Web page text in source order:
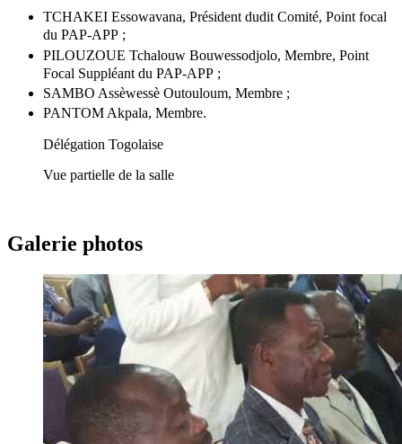
TCHAKEI Essowavana, Président dudit Comité, Point focal
du PAP-APP ;
PILOUZOUE Tchalouw Bouwessodjolo, Membre, Point
Focal Suppléant du PAP-APP ;
SAMBO Assèwessè Outouloum, Membre ;
PANTOM Akpala, Membre.
Délégation Togolaise
Vue partielle de la salle
Galerie photos